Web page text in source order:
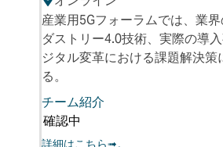
産業用5Gフォーラムでは、業
ダストリー4.0技術、実際の導
ジタル変革における課題解決策
る。
チーム紹介
確認中
詳細はこちら➟。